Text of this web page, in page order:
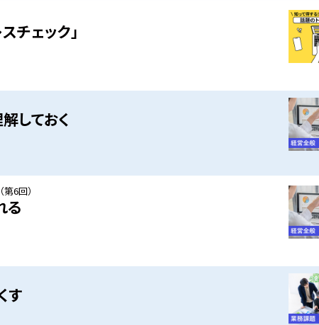
チェック」
しておく
6回）
る
す